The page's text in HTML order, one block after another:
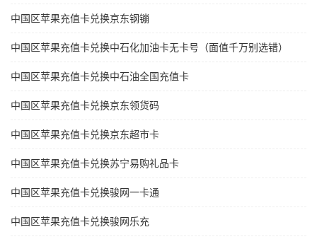
中国区苹果充值卡兑换京东钢镚
中国区苹果充值卡兑换中石化加油卡无卡号（面值千万别选错）
中国区苹果充值卡兑换中石油全国充值卡
中国区苹果充值卡兑换京东领货码
中国区苹果充值卡兑换京东超市卡
中国区苹果充值卡兑换苏宁易购礼品卡
中国区苹果充值卡兑换骏网一卡通
中国区苹果充值卡兑换骏网乐充